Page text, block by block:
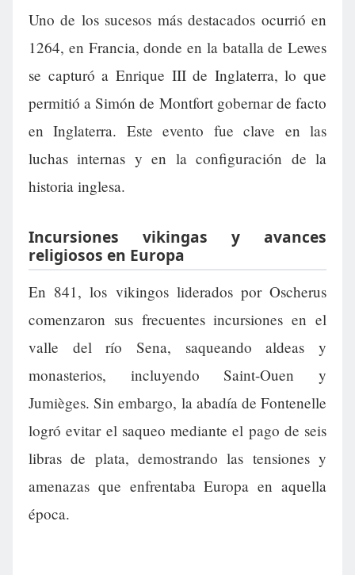
Uno de los sucesos más destacados ocurrió en
1264, en Francia, donde en la batalla de Lewes
se capturó a Enrique III de Inglaterra, lo que
permitió a Simón de Montfort gobernar de facto
en Inglaterra. Este evento fue clave en las
luchas internas y en la configuración de la
historia inglesa.
Incursiones vikingas y avances
religiosos en Europa
En 841, los vikingos liderados por Oscherus
comenzaron sus frecuentes incursiones en el
valle del río Sena, saqueando aldeas y
monasterios, incluyendo Saint-Ouen y
Jumièges. Sin embargo, la abadía de Fontenelle
logró evitar el saqueo mediante el pago de seis
libras de plata, demostrando las tensiones y
amenazas que enfrentaba Europa en aquella
época.